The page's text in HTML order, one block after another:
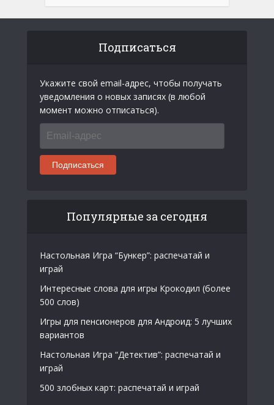
Подписаться
Укажите свой email-адрес, чтобы получать
уведомления о новых записях (в любой
момент можно отписаться).
Email-
адрес
Подписаться
Популярные за сегодня
Настольная Игра “Бункер”: распечатай и
играй
Интересные слова для игры Крокодил (более
500 слов)
Игры для пенсионеров для Андроид: 5 лучших
вариантов
Настольная Игра “Детектив”: распечатай и
играй
500 злобных карт: распечатай и играй